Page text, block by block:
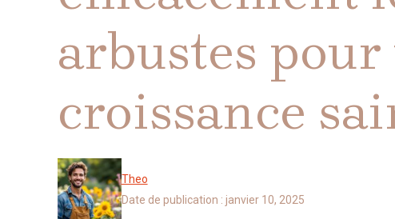
arbustes pour
croissance
Theo
Date de publication : janvier 10, 2025